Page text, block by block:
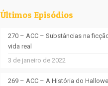
Últimos Episódios
270 – ACC – Substâncias na
vida real
3 de janeiro de 2022
269 – ACC – A História do